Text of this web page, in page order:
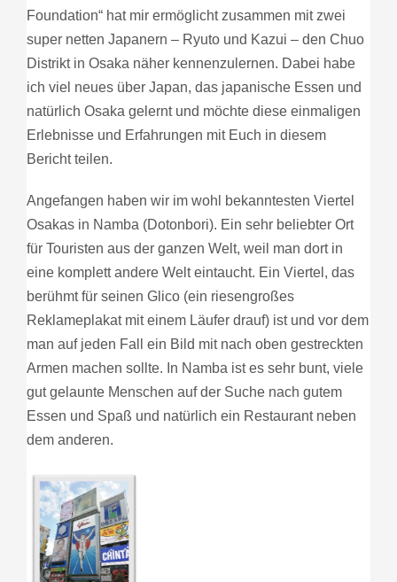
Foundation“ hat mir ermöglicht zusammen mit zwei
super netten Japanern – Ryuto und Kazui – den Chuo
Distrikt in Osaka näher kennenzulernen. Dabei habe
ich viel neues über Japan, das japanische Essen und
natürlich Osaka gelernt und möchte diese einmaligen
Erlebnisse und Erfahrungen mit Euch in diesem
Bericht teilen.
Angefangen haben wir im wohl bekanntesten Viertel
Osakas in Namba (Dotonbori). Ein sehr beliebter Ort
für Touristen aus der ganzen Welt, weil man dort in
eine komplett andere Welt eintaucht. Ein Viertel, das
berühmt für seinen Glico (ein riesengroßes
Reklameplakat mit einem Läufer drauf) ist und vor dem
man auf jeden Fall ein Bild mit nach oben gestreckten
Armen machen sollte. In Namba ist es sehr bunt, viele
gut gelaunte Menschen auf der Suche nach gutem
Essen und Spaß und natürlich ein Restaurant neben
dem anderen.